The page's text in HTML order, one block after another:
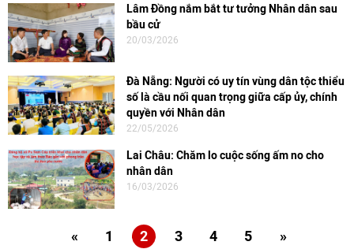
Lâm Đồng nắm bắt tư tưởng Nhân dân sau
bầu cử
20/03/2026
Đà Nẵng: Người có uy tín vùng dân tộc thiểu
số là cầu nối quan trọng giữa cấp ủy, chính
quyền với Nhân dân
22/05/2026
Lai Châu: Chăm lo cuộc sống ấm no cho
nhân dân
16/03/2026
« 1 2 3 4 5 »